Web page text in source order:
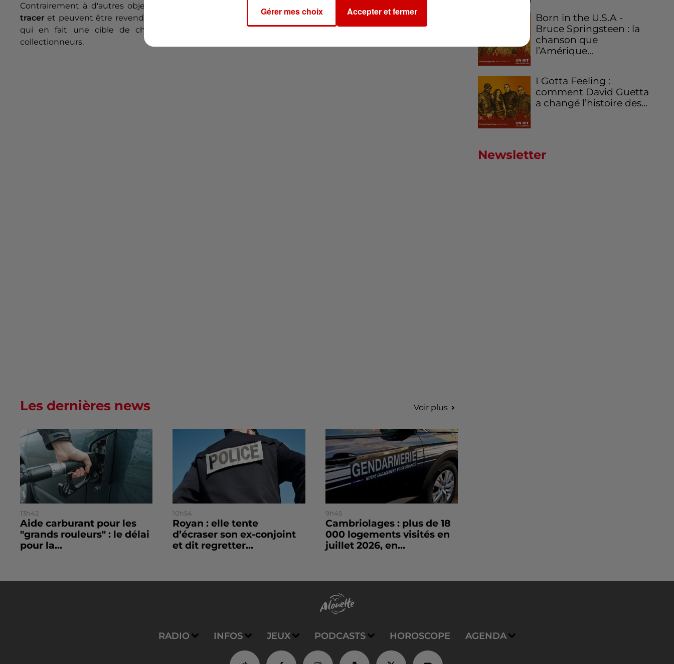
Contrairement à d'autres objets de valeur, les cartes de collection sont
tracer et peuvent être revendues rapidement sur internet ou via des circuits spécialisés. Une combinaison
qui en fait une cible de choix pour les cambrioleurs, au grand désarroi des commerçants et des
collectionneurs.
Born in the U.S.A -
Bruce Springsteen : la
chanson que
l’Amérique...
I Gotta Feeling :
comment David Guetta
a changé l’histoire des...
Newsletter
Les dernières news Voir plus
13h42
Aide carburant pour les
"grands rouleurs" : le délai
pour la...
10h54
Royan : elle tente
d’écraser son ex-conjoint
et dit regretter...
9h45
Cambriolages : plus de 18
000 logements visités en
juillet 2026, en...
RADIO INFOS JEUX PODCASTS HOROSCOPE AGENDA
Gérer mes choix Accepter et fermer